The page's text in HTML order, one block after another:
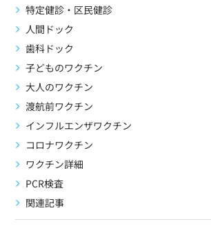
特定健診・区民健診
人間ドック
歯科ドック
子どものワクチン
大人のワクチン
渡航前ワクチン
インフルエンザワクチン
コロナワクチン
ワクチン詳細
PCR検査
関連記事